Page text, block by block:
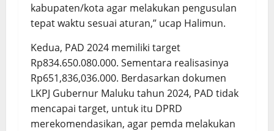
kabupaten/kota agar melakukan pengusulan
tepat waktu sesuai aturan,” ucap Halimun.
Kedua, PAD 2024 memiliki target
Rp834.650.080.000. Sementara realisasinya
Rp651,836,036.000. Berdasarkan dokumen
LKPJ Gubernur Maluku tahun 2024, PAD tidak
mencapai target, untuk itu DPRD
merekomendasikan, agar pemda melakukan